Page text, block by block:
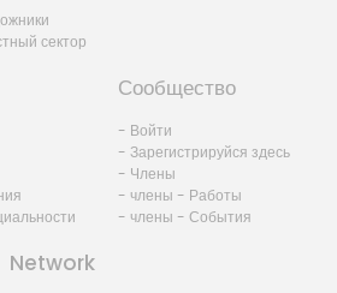
сектор
Сообщество
- Войти
- Зарегистрируйся здесь
- Члены
- члены - Работы
- члены - События
Network